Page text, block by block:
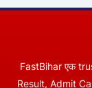
FastBihar एक
Result, Admit